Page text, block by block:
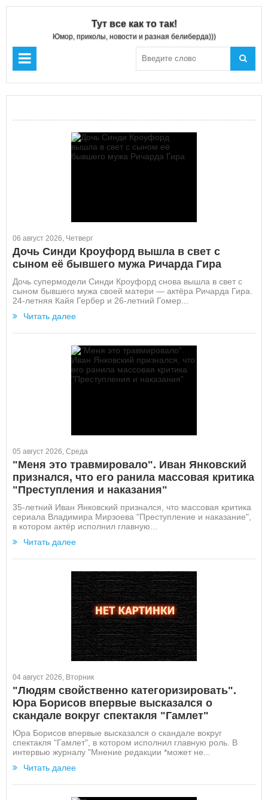
Тут все как то так!
Юмор, приколы, новости и разная белиберда)))
06 август 2026, Четверг
Дочь Синди Кроуфорд вышла в свет с
сыном её бывшего мужа Ричарда Гира
Дочь супермодели Синди Кроуфорд снова вышла в свет с
сыном бывшего мужа своей матери — актёра Ричарда Гира.
24-летняя Кайя Гербер и 26-летний Гомер...
Читать далее
05 август 2026, Среда
"Меня это травмировало". Иван Янковский
признался, что его ранила массовая критика
"Преступления и наказания"
35-летний Иван Янковский признался, что массовая критика
сериала Владимира Мирзоева "Преступление и наказание",
в котором актёр исполнил главную...
Читать далее
04 август 2026, Вторник
"Людям свойственно категоризировать".
Юра Борисов впервые высказался о
скандале вокруг спектакля "Гамлет"
Юра Борисов впервые высказался о скандале вокруг
спектакля "Гамлет", в котором исполнил главную роль. В
интервью журналу "Мнение редакции *может не...
Читать далее